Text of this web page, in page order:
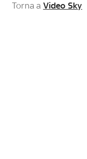
Torna a Video Sky